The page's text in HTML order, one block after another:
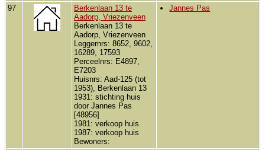
97
Berkenlaan 13 te
Aadorp, Vriezenveen
Berkenlaan 13 te
Aadorp, Vriezenveen
Leggernrs: 8652, 9602,
16289, 17593
Perceelnrs: E4897,
E7203
Huisnrs: Aad-125 (tot
1953), Berkenlaan 13
1931: stichting huis
door Jannes Pas
[48956]
1981: verkoop huis
1987: verkoop huis
Bewoners:
Jannes Pas